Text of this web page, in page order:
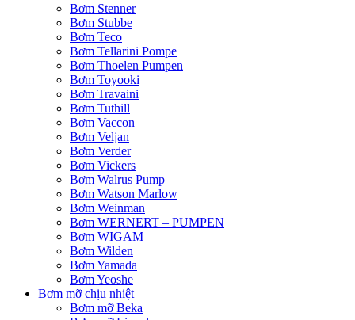
Bơm Stenner
Bơm Stubbe
Bơm Teco
Bơm Tellarini Pompe
Bơm Thoelen Pumpen
Bơm Toyooki
Bơm Travaini
Bơm Tuthill
Bơm Vaccon
Bơm Veljan
Bơm Verder
Bơm Vickers
Bơm Walrus Pump
Bơm Watson Marlow
Bơm Weinman
Bơm WERNERT – PUMPEN
Bơm WIGAM
Bơm Wilden
Bơm Yamada
Bơm Yeoshe
Bơm mỡ chịu nhiệt
Bơm mỡ Beka